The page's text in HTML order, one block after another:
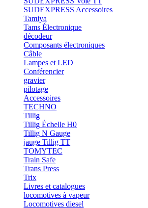
SUDEXPRESS Accessoires
Tamiya
Tams Électronique
décodeur
Composants électroniques
Câble
Lampes et LED
Conférencier
gravier
pilotage
Accessoires
TECHNO
Tillig
Tillig Échelle H0
Tillig N Gauge
jauge Tillig TT
TOMYTEC
Train Safe
Trans Press
Trix
Livres et catalogues
locomotives à vapeur
Locomotives diesel